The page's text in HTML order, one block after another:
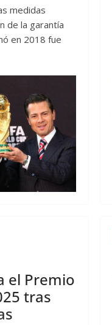
medidas
de la garantía
en 2018 fue
el Premio
tras